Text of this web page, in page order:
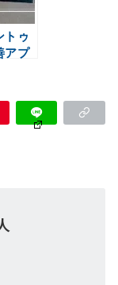
トゥ
アプ